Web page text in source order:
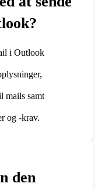
i Outlook
mails samt
og -krav.
den